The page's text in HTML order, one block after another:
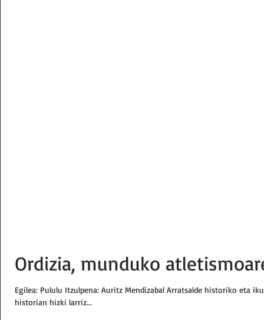
Ordizia, munduko
Egilea: Pululu Itzulpena: Auritz Mendizabal Arratsalde historiko eta
historian hizki larriz...